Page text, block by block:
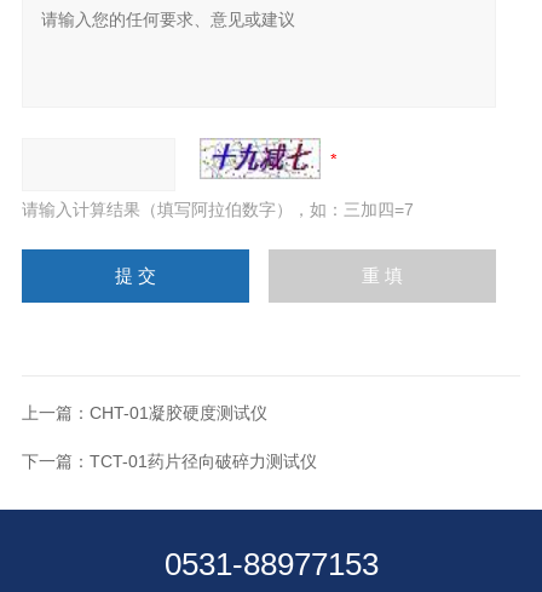
请输入计算结果（填写阿拉伯数字），如：三加四=7
上一篇： CHT-01凝胶硬度测试仪
下一篇： TCT-01药片径向破碎力测试仪
0531-88977153